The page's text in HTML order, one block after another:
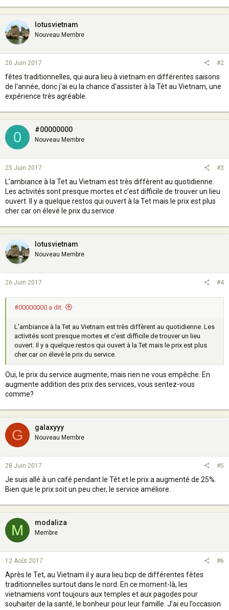
lotusvietnam
Nouveau Membre
20 Juin 2017 #2
fêtes traditionnelles, qui aura lieu à vietnam en différentes saisons
de l'année, donc j'ai eu la chance d'assister à la Têt au Vietnam, une
expérience très agréable.
0 #00000000
Nouveau Membre
25 Juin 2017 #3
L’ambiance à la Tet au Vietnam est très diffèrent au quotidienne.
Les activités sont presque mortes et c’est difficile de trouver un lieu
ouvert. Il y a quelque restos qui ouvert à la Tet mais le prix est plus
cher car on élevé le prix du service.
lotusvietnam
Nouveau Membre
26 Juin 2017 #4
#00000000 a dit:
L’ambiance à la Tet au Vietnam est très diffèrent au quotidienne. Les
activités sont presque mortes et c’est difficile de trouver un lieu
ouvert. Il y a quelque restos qui ouvert à la Tet mais le prix est plus
cher car on élevé le prix du service.
Oui, le prix du service augmente, mais rien ne vous empêche. En
augmente addition des prix des services, vous sentez-vous
comme?
G galaxyyy
Nouveau Membre
28 Juin 2017 #5
Je suis allé à un café pendant le Têt et le prix a augmenté de 25%.
Bien que le prix soit un peu cher, le service améliore.
M modaliza
Membre
12 Août 2017 #6
Après le Tet, au Vietnam il y aura lieu bcp de différentes fêtes
traditionnelles surtout dans le nord. En ce moment-là, les
vietnamiens vont toujours aux temples et aux pagodes pour
souhaiter de la santé, le bonheur pour leur famille. J’ai eu l’occasion